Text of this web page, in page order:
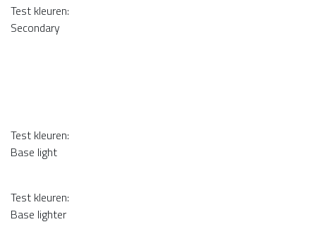
Test kleuren:
Secondary
Test kleuren:
Base light
Test kleuren:
Base lighter